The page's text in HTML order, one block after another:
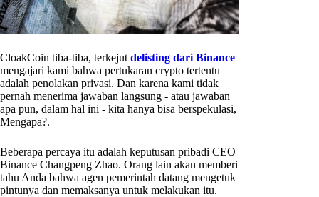
CloakCoin tiba-tiba, terkejut delisting dari Binance
mengajari kami bahwa pertukaran crypto tertentu
adalah penolakan privasi. Dan karena kami tidak
pernah menerima jawaban langsung - atau jawaban
apa pun, dalam hal ini - kita hanya bisa berspekulasi,
Mengapa?.
Beberapa percaya itu adalah keputusan pribadi CEO
Binance Changpeng Zhao. Orang lain akan memberi
tahu Anda bahwa agen pemerintah datang mengetuk
pintunya dan memaksanya untuk melakukan itu.